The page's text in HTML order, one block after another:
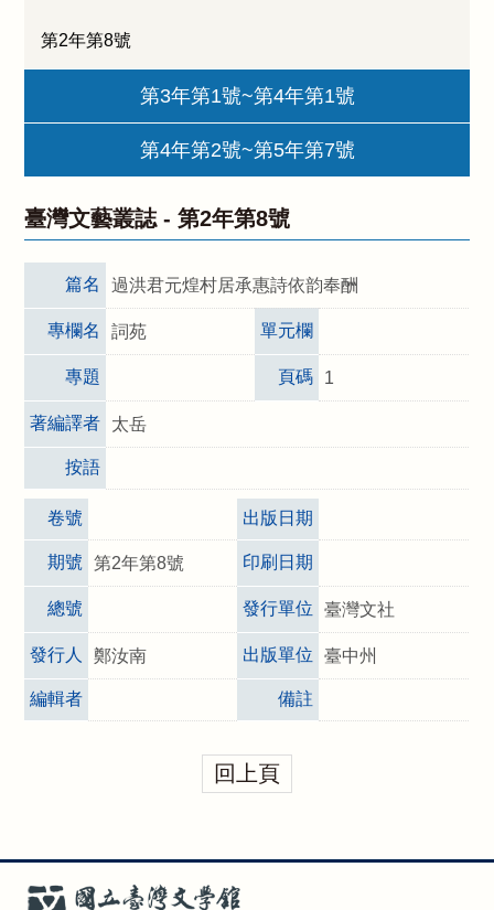
第2年第8號
第3年第1號~第4年第1號
第4年第2號~第5年第7號
臺灣文藝叢誌 -第2年第8號
篇名 過洪君元煌村居承惠詩依韵奉酬
專欄名 詞苑 單元欄
專題 頁碼 1
著編譯者 太岳
按語
卷號 出版日期
期號 第2年第8號 印刷日期
總號 發行單位 臺灣文社
發行人 鄭汝南 出版單位 臺中州
編輯者 備註
回上頁